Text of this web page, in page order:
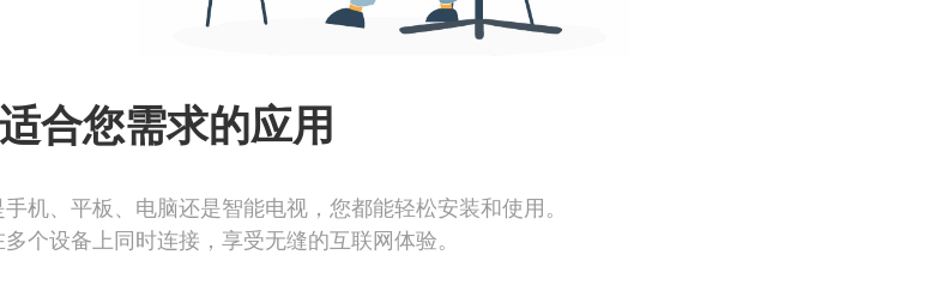
合您需求的应用
机、平板、电脑还是智能电视，您都能轻松安装和使用。
个设备上同时连接，享受无缝的互联网体验。